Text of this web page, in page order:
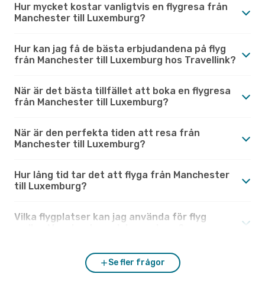
Hur mycket kostar vanligtvis en flygresa från
Manchester till Luxemburg?
Hur kan jag få de bästa erbjudandena på flyg
från Manchester till Luxemburg hos Travellink?
När är det bästa tillfället att boka en flygresa
från Manchester till Luxemburg?
När är den perfekta tiden att resa från
Manchester till Luxemburg?
Hur lång tid tar det att flyga från Manchester
till Luxemburg?
Vilka flygplatser kan jag använda för flyg
Se fler frågor